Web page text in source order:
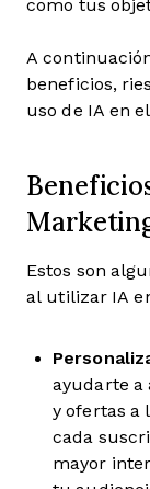
como tus
A
beneficios,
uso de IA en
Estos son
al utilizar IA
ayudarte a
y ofertas a
cada
mayor